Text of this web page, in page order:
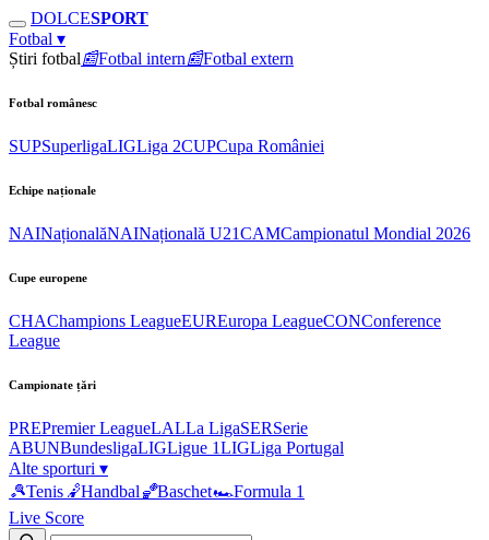
DOLCESPORT
Fotbal ▾
Știri fotbal📰Fotbal intern📰Fotbal extern
Fotbal românesc
SUPSuperligaLIGLiga 2CUPCupa României
Echipe naționale
NAINaționalăNAINațională U21CAMCampionatul Mondial 2026
Cupe europene
CHAChampions LeagueEUREuropa LeagueCONConference
League
Campionate țări
PREPremier LeagueLALLa LigaSERSerie
ABUNBundesligaLIGLigue 1LIGLiga Portugal
Alte sporturi ▾
🎾Tenis 🤾Handbal🏀Baschet🏎Formula 1
Live Score